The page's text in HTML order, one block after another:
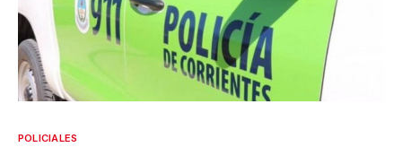
POLICIALES